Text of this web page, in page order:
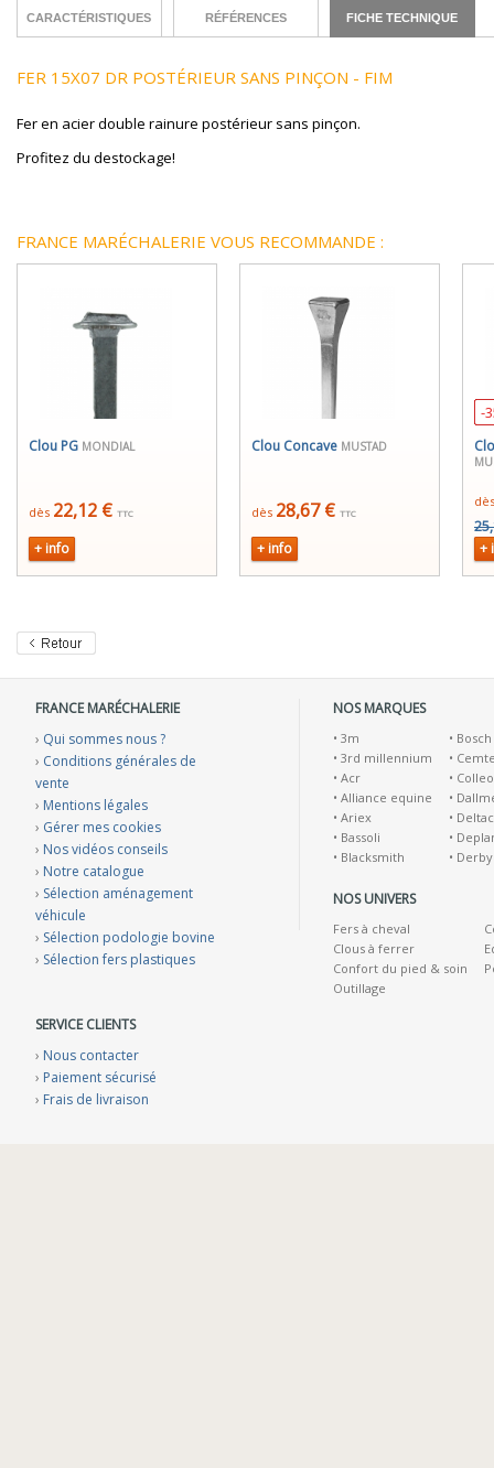
CARACTÉRISTIQUES RÉFÉRENCES FICHE TECHNIQUE
FER 15X07 DR POSTÉRIEUR SANS PINÇON - FIM
Fer en acier double rainure postérieur sans pinçon.
Profitez du destockage!
FRANCE MARÉCHALERIE VOUS RECOMMANDE :
Clou PG MONDIAL
dès 22,12 € TTC
+ info
Clou Concave MUSTAD
dès 28,67 € TTC
+ info
-
+
FRANCE MARÉCHALERIE
› Qui sommes nous ?
› Conditions générales de
vente
› Mentions légales
› Gérer mes cookies
› Nos vidéos conseils
› Notre catalogue
› Sélection aménagement
véhicule
› Sélection podologie bovine
› Sélection fers plastiques
SERVICE CLIENTS
› Nous contacter
› Paiement sécurisé
› Frais de livraison
NOS MARQUES
• 3m
• 3rd millennium
• Acr
• Alliance equine
• Ariex
• Bassoli
• Blacksmith
• Bosch
•
•
•
•
•
• Derby
NOS UNIVERS
Fers à cheval
Clous à ferrer
Confort du pied & soin
Outillage